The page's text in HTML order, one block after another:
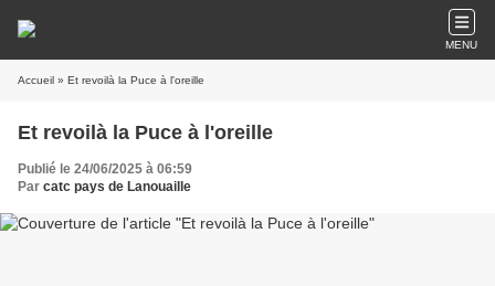
MENU
Accueil » Et revoilà la Puce à l'oreille
Et revoilà la Puce à l'oreille
Publié le 24/06/2025 à 06:59
Par catc pays de Lanouaille